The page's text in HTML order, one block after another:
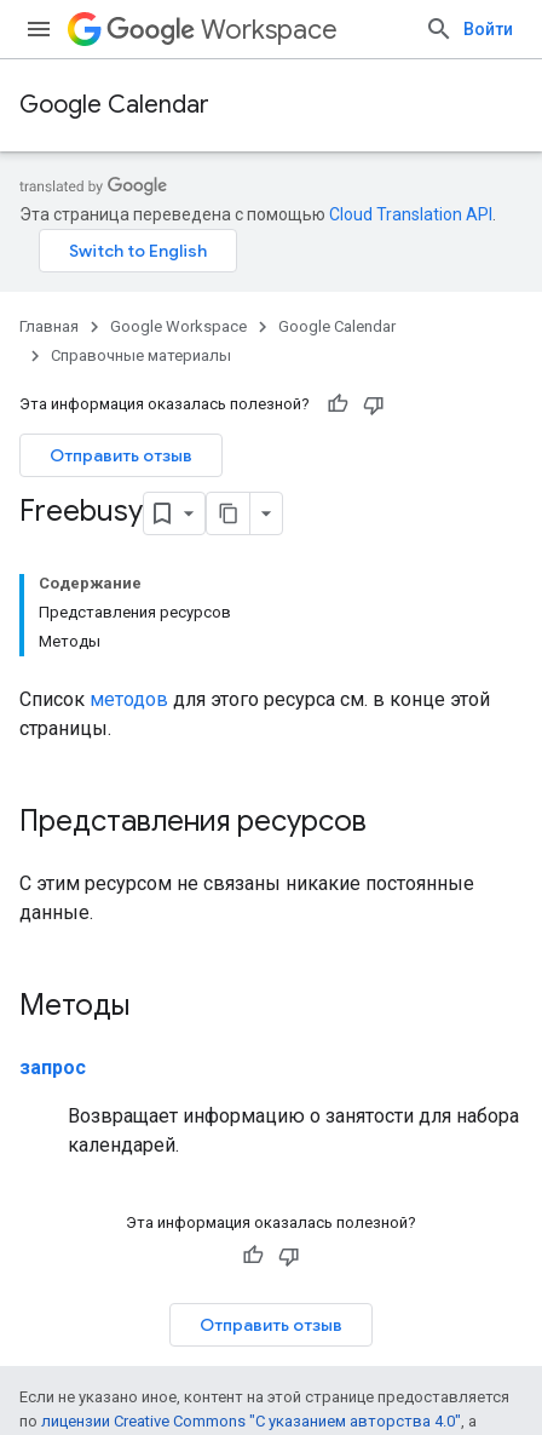
Workspace Войти
Google Calendar
Эта страница переведена с помощью Cloud Translation API
Главная Google Workspace
Google Calendar
Справочные материалы
Эта информация оказалась полезной?
Отправить отзыв
Freebusy
Содержание
Представления ресурсов
Методы
Список методов для этого ресурса см. в конце этой
страницы.
Представления ресурсов
С этим ресурсом не связаны никакие постоянные
данные.
Методы
запрос
Возвращает информацию о занятости для набора
календарей.
Эта информация оказалась полезной?
Отправить отзыв
Если не указано иное, контент на этой странице предоставляется
по лицензии Creative Commons "С указанием авторства 4.0", а